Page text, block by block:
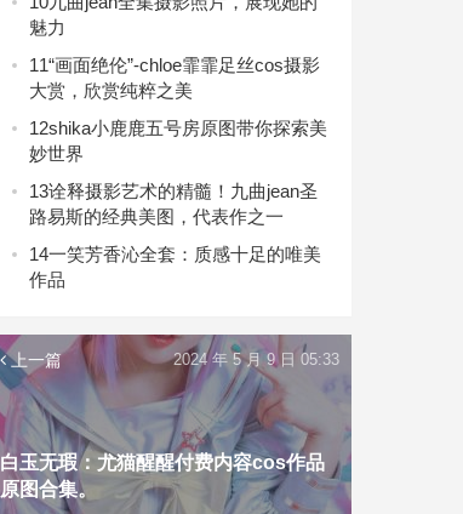
魅力
11“画面绝伦”-chloe霏霏足丝cos摄影
大赏，欣赏纯粹之美
12shika小鹿鹿五号房原图带你探索美
妙世界
13诠释摄影艺术的精髓！九曲jean圣
路易斯的经典美图，代表作之一
14一笑芳香沁全套：质感十足的唯美
作品
上一篇
白玉无瑕：尤猫醒醒付费内容cos作品
原图合集。
2024 年 5 月 9 日 05:33